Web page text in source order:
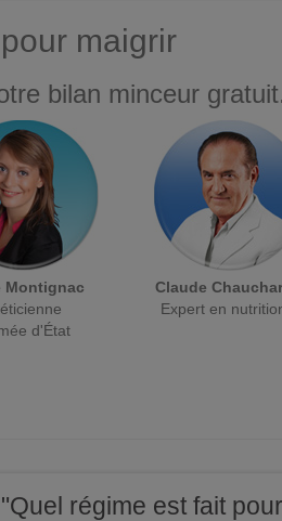
maigrir
bilan minceur
Montignac
d'État
Claude
Expert en
régime est fait